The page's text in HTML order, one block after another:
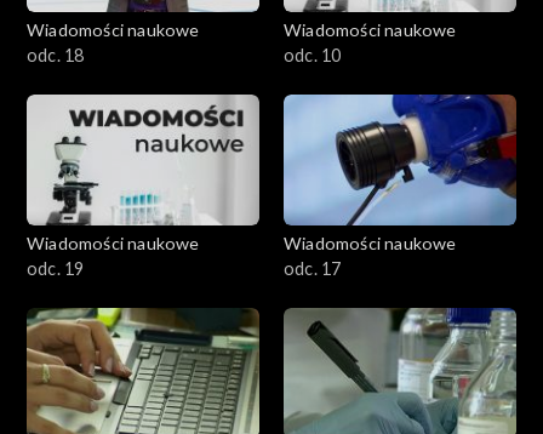
Wiadomości naukowe
odc. 18
Wiadomości naukowe
odc. 10
Wiadomości naukowe
odc. 19
Wiadomości naukowe
odc. 17